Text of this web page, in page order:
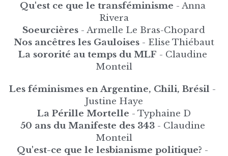
Qu'est ce que le transféminisme - Anna
Rivera
Soeurcières - Armelle Le Bras-Chopard
Nos ancêtres les Gauloises - Elise Thiébaut
La sororité au temps du MLF - Claudine
Monteil
Les féminismes en Argentine, Chili, Brésil -
Justine Haye
La Pérille Mortelle - Typhaine D
50 ans du Manifeste des 343 - Claudine
Monteil
Qu'est-ce que le lesbianisme politique? -